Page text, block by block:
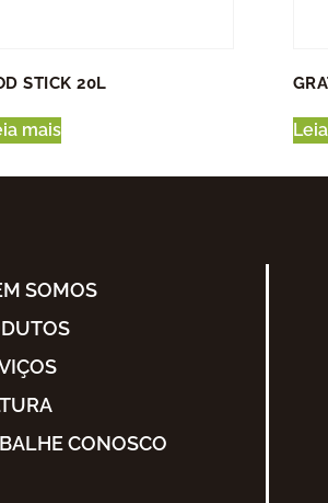
STICK 20L
mais
SOMOS
CONOSCO